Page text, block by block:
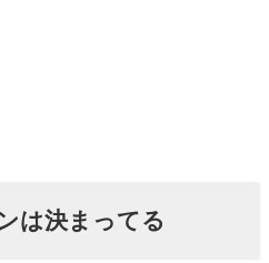
は決まってる